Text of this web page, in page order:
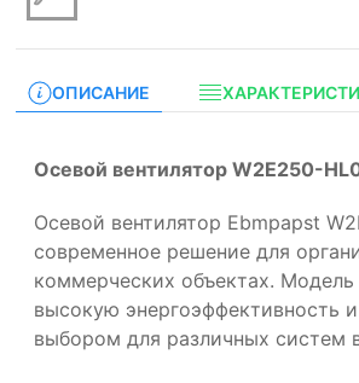
ОПИСАНИЕ
Осевой вентилятор W2E250-
Осевой вентилятор Ebmpapst
современное решение для
коммерческих объектах.
высокую энергоэффективность
выбором для различных систем